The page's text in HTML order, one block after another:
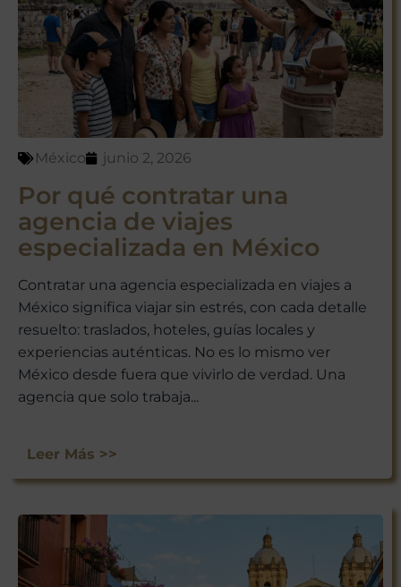
México junio 2, 2026
Por qué contratar una
agencia de viajes
especializada en México
Contratar una agencia especializada en viajes a
México significa viajar sin estrés, con cada detalle
resuelto: traslados, hoteles, guías locales y
experiencias auténticas. No es lo mismo ver
México desde fuera que vivirlo de verdad. Una
agencia que solo trabaja...
Leer Más >>